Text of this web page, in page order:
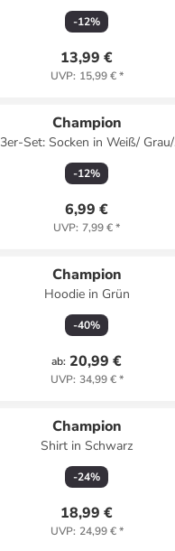
-12%
13,99 €
UVP: 15,99 €*
Champion
3er-Set: Socken in Weiß/ Grau/
Dunkelblau
-12%
6,99 €
UVP: 7,99 €*
Champion
Hoodie in Grün
-40%
ab: 20,99 €
UVP: 34,99 €*
Champion
Shirt in Schwarz
-24%
18,99 €
UVP: 24,99 €*